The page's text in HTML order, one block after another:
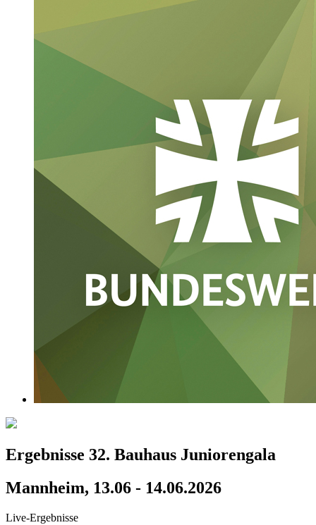
Ergebnisse 32. Bauhaus Juniorengala
Mannheim, 13.06 - 14.06.2026
Live-Ergebnisse